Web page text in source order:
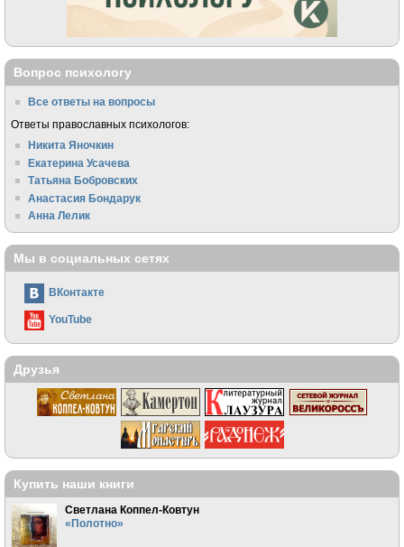
Вопрос психологу
Все ответы на вопросы
Ответы православных психологов:
Никита Яночкин
Екатерина Усачева
Татьяна Бобровских
Анастасия Бондарук
Анна Лелик
Мы в социальных сетях
ВКонтакте
YouTube
Друзья
Купить наши книги
Светлана Коппел-Ковтун
«Полотно»